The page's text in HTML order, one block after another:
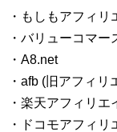
・もしもアフィリ
・バリューコマー
・A8.net
・afb (旧アフィリ
・楽天アフィリエ
・ドコモアフィリ